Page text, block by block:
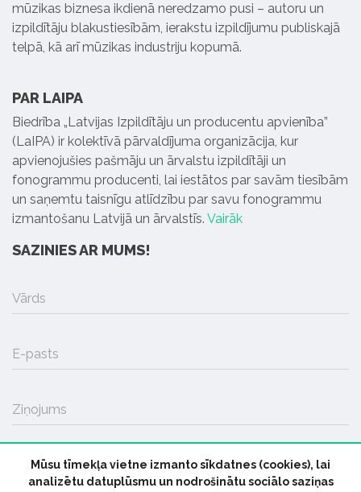
mūzikas biznesa ikdienā neredzamo pusi – autoru un
izpildītāju blakustiesībām, ierakstu izpildījumu publiskajā
telpā, kā arī mūzikas industriju kopumā.
PAR LAIPA
Biedrība „Latvijas Izpildītāju un producentu apvienība”
(LaIPA) ir kolektīvā pārvaldījuma organizācija, kur
apvienojušies pašmāju un ārvalstu izpildītāji un
fonogrammu producenti, lai iestātos par savām tiesībām
un saņemtu taisnīgu atlīdzību par savu fonogrammu
izmantošanu Latvijā un ārvalstīs. Vairāk
SAZINIES AR MUMS!
Vārds
E-pasts
Ziņojums
SŪTĪT
Mūsu tīmekļa vietne izmanto sīkdatnes (cookies), lai
analizētu datuplūsmu un nodrošinātu sociālo saziņas